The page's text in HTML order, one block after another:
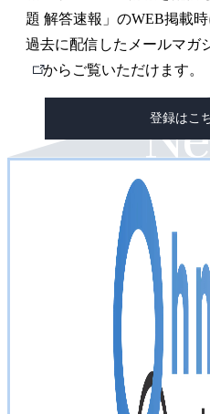
ー
ジ
題 解答速報」のWEB掲載時
過去に配信したメールマガ
外
部
ン
からご覧いただけます。
登録はこ